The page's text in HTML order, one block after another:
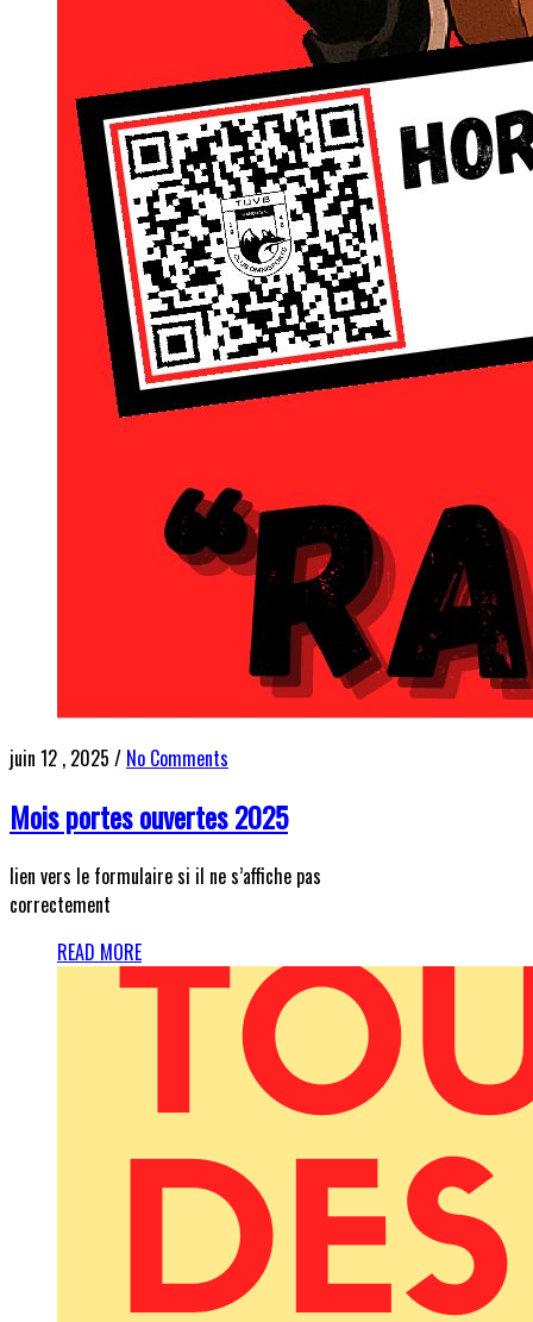
juin 12 , 2025 / No Comments
Mois portes ouvertes 2025
lien vers le formulaire si il ne s’affiche pas
correctement
READ MORE